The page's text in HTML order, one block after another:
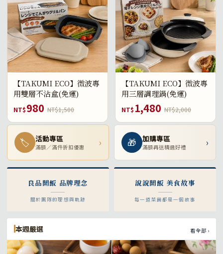
【TAKUMI ECO】微波專
用雙層不沾盒(免運)
NT$980 NT$1,500
【TAKUMI ECO】微波專
用三層調理鍋(免運)
NT$ 1,480 NT$2,000
🏷 活動專區
滿額／滿件折扣優惠 › 🎁 加購專區
滿額再送精選好禮 ›
良品開飯 品牌理念
關於團隊的理想與軌跡
說說開飯 美食故事
每一道菜餚都是一個故事
本週嚴選 看全部 ›